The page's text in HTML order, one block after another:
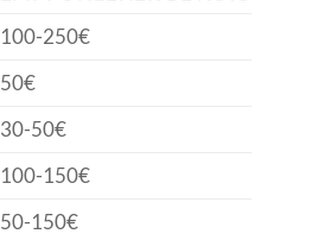
100-250€
50€
30-50€
100-150€
50-150€